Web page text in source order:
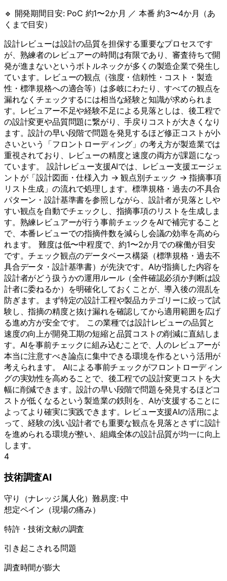
🔹 開発期間目安: PoC 約1〜2か月 ／ 本番 約3〜4か月（あ
くまで目安）
設計レビューは設計の品質を担保する重要なプロセスです
が、熟練者のレビュアーの時間は有限であり、審査待ちで開
発が進まないというボトルネックが多くの製造企業で発生し
ています。レビューの観点（強度・信頼性・コスト・製造
性・標準規格への適合等）は多岐にわたり、すべての観点を
漏れなくチェックするには相当な経験と知識が求められま
す。レビュアー不足や経験不足による見落としは、後工程で
の設計変更や品質問題に繋がり、手戻りコストが大きくなり
ます。設計の早い段階で問題を発見するほど修正コストが小
さいという「フロントローディング」の考え方が製造業では
重視されており、レビューの精度と速度の両方が課題になっ
ています。 設計レビュー支援AIでは、レビュー支援エージェ
ントが「設計図面・仕様入力 → 観点別チェック → 指摘事項
リスト生成」の流れで処理します。標準規格・過去の不具合
パターン・設計基準書を参照しながら、設計者が見落としや
すい観点を自動でチェックし、指摘事項のリストを生成しま
す。熟練レビュアーが行う事前チェックをAIで補完すること
で、本番レビューでの指摘件数を減らし会議の効率を高めら
れます。 難度は低〜中程度で、約1〜2か月での稼働が目安
です。チェック観点のデータベース構築（標準規格・過去不
具合データ・設計基準書）が先決です。AIが指摘した内容を
設計者がどう扱うかの運用ルール（全件確認必須か判断は設
計者に委ねるか）を明確化しておくことが、導入後の混乱を
防ぎます。まず特定の設計工程や製品カテゴリーに絞って試
験し、指摘の精度と抜け漏れを確認してから適用範囲を広げ
る進め方が安全です。 この業種では設計レビューの品質と
速度の向上が開発工期の短縮と品質コストの削減に直結しま
す。AIを事前チェックに組み込むことで、人のレビュアーが
本当に注意すべき論点に集中できる環境を作るという活用が
考えられます。 AIによる事前チェックがフロントローディン
グの実効性を高めることで、後工程での設計変更コストを大
幅に削減できます。設計の早い段階で問題を発見するほどコ
ストが低くなるという製造業の鉄則を、AIが支援することに
よってより確実に実践できます。レビュー支援AIの活用によ
って、経験の浅い設計者でも重要な観点を見落とさずに設計
を進められる環境が整い、組織全体の設計品質が均一に向上
します。
4
技術調査AI
守り （ナレッジ属人化）難易度:中
想定ペイン（現場の痛み）
特許・技術文献の調査
引き起こされる問題
調査時間が膨大